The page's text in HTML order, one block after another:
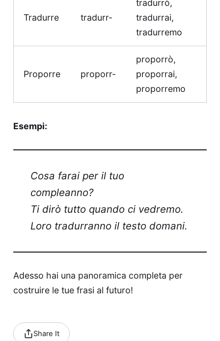
Tradurre tradurr-
tradurrò,
tradurrai,
tradurremo
Proporre proporr-
proporrò,
proporrai,
proporremo
Esempi:
Cosa farai per il tuo
compleanno?
Ti dirò tutto quando ci vedremo.
Loro tradurranno il testo domani.
Adesso hai una panoramica completa per
costruire le tue frasi al futuro!
Share It